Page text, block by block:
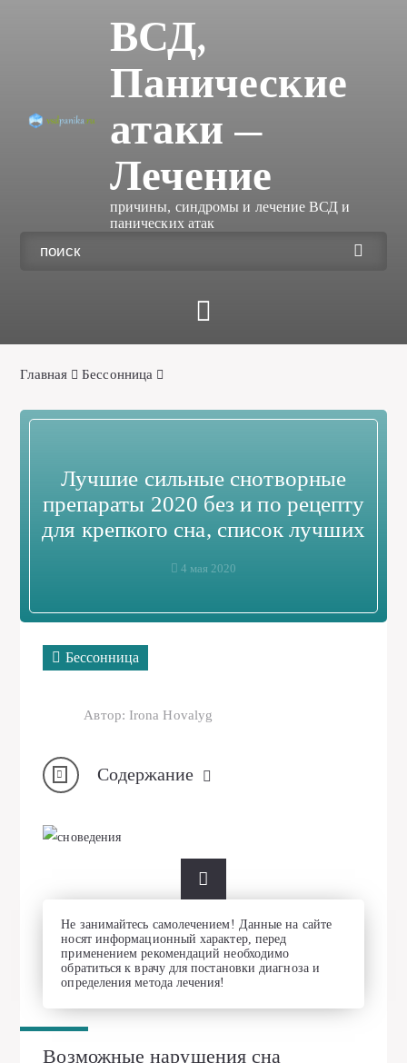
ВСД,
Панические
атаки —
Лечение
причины, синдромы и лечение ВСД и
панических атак
Главная Бессонница
Лучшие сильные снотворные
препараты 2020 без и по рецепту
для крепкого сна, список лучших
4 мая 2020
Бессонница
Автор: Irona Hovalyg
Содержание
Не занимайтесь самолечением! Данные на сайте
носят информационный характер, перед
применением рекомендаций необходимо
обратиться к врачу для постановки диагноза и
определения метода лечения!
Возможные нарушения сна